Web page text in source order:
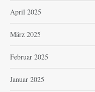
April 2025
März 2025
Februar 2025
Januar 2025